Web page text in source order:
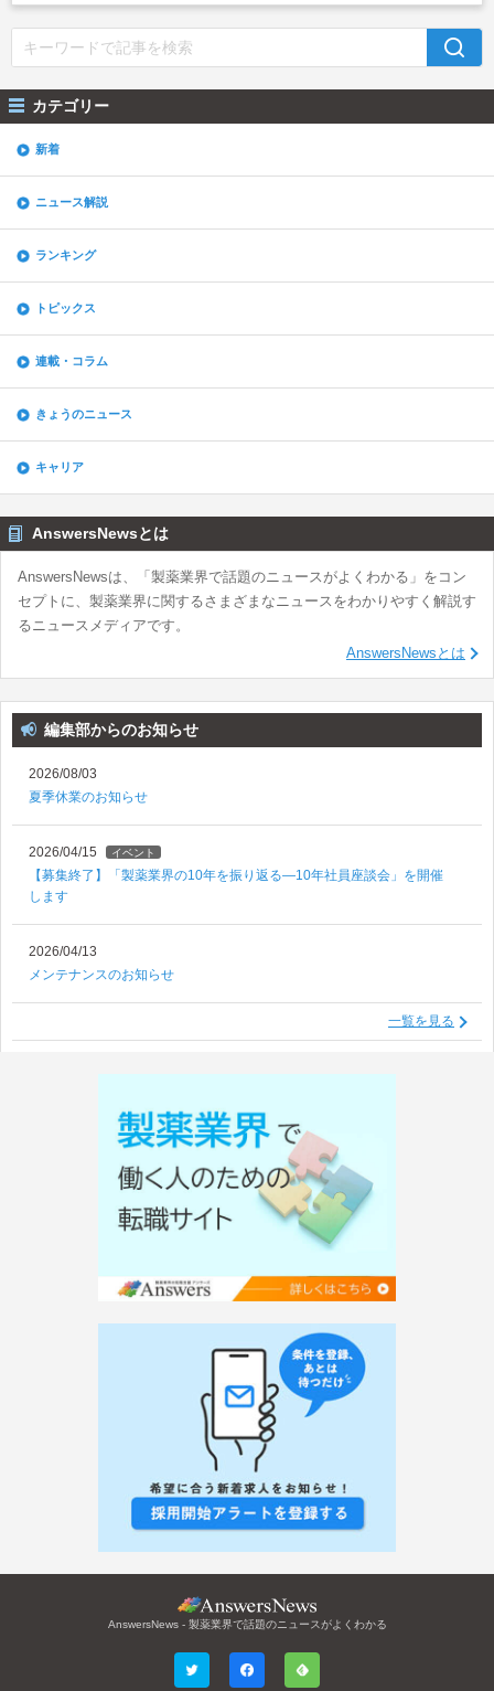
カテゴリー
新着
ニュース解説
ランキング
トピックス
連載・コラム
きょうのニュース
キャリア
AnswersNewsとは
AnswersNewsは、「製薬業界で話題のニュースがよくわかる」をコン
セプトに、製薬業界に関するさまざまなニュースをわかりやすく解説す
るニュースメディアです。
AnswersNewsとは
編集部からのお知らせ
2026/08/03
夏季休業のお知らせ
2026/04/15 イベント
【募集終了】「製薬業界の10年を振り返る―10年社員座談会」を開催
します
2026/04/13
メンテナンスのお知らせ
一覧を見る
AnswersNews - 製薬業界で話題のニュースがよくわかる